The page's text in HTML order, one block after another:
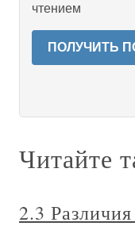
чтением
ПОЛУЧИТЬ
Читайте
2.3